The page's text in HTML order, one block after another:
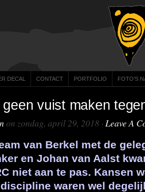
DECAL CONTACT PORTFOLIO FOTO’S
vuist maken
on zondag, april 29, 2018 · Leave A
van Berkel met de
en Johan van Aalst
niet aan te pas. Kansen
waren wel